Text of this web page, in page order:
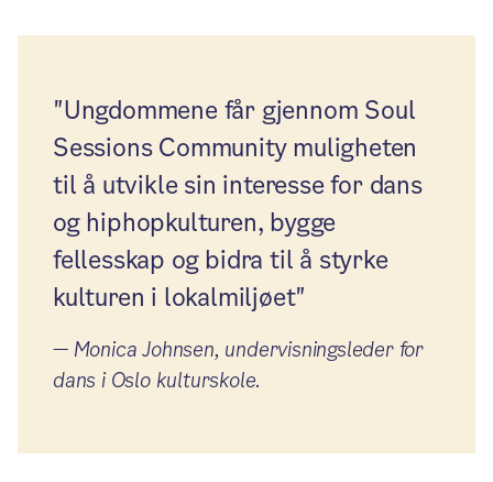
"Ungdommene får gjennom Soul
Sessions Community muligheten
til å utvikle sin interesse for dans
og hiphopkulturen, bygge
fellesskap og bidra til å styrke
kulturen i lokalmiljøet"
— Monica Johnsen, undervisningsleder for
dans i Oslo kulturskole.